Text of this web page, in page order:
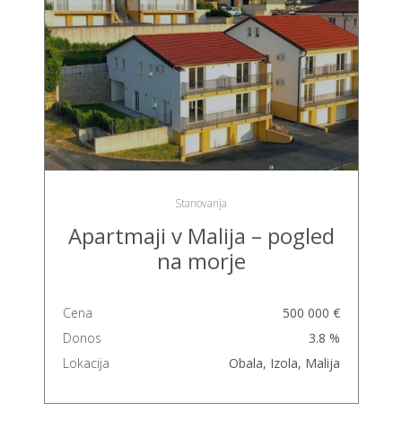
Stanovanja
Apartmaji v Malija – pogled
na morje
Cena
500 000 €
Donos
3.8 %
Lokacija
Obala, Izola, Malija